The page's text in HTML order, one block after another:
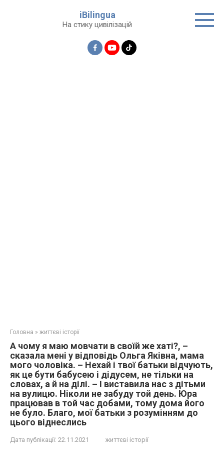
iBilingua
На стику цивілізацій
Головна » життєві історії
А чому я маю мовчати в своїй же хаті?, –
сказала мені у відповідь Ольга Яківна, мама
мого чоловіка. – Нехай і твої батьки відчують,
як це бути бабусею і дідусем, не тільки на
словах, а й на ділі. – І виставила нас з дітьми
на вулицю. Ніколи не забуду той день. Юра
працював в той час добами, тому дома його
не було. Благо, мої батьки з розумінням до
цього віднеслись
Дата публікації: 22.11.2021 життєві історії